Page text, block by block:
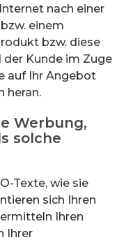
nach einer
einem
bzw. diese
Kunde im Zuge
auf Ihr Angebot
heran.
Werbung,
solche
Texte, wie sie
sich Ihren
Ihren
Ihrer